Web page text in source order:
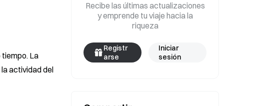
tiempo. La
actividad del
Recibe las últimas actualizaciones
y emprende tu viaje hacia la
riqueza
Registr
arse
Iniciar
sesión